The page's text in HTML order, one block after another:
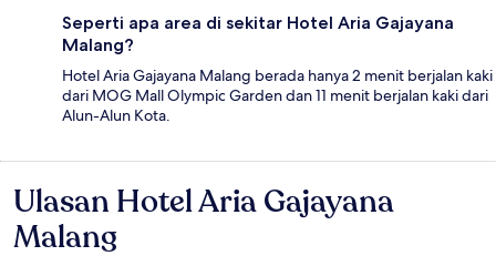
Seperti apa area di sekitar Hotel Aria Gajayana
Malang?
Hotel Aria Gajayana Malang berada hanya 2 menit berjalan kaki
dari MOG Mall Olympic Garden dan 11 menit berjalan kaki dari
Alun-Alun Kota.
Ulasan
Ulasan Hotel Aria Gajayana
Malang